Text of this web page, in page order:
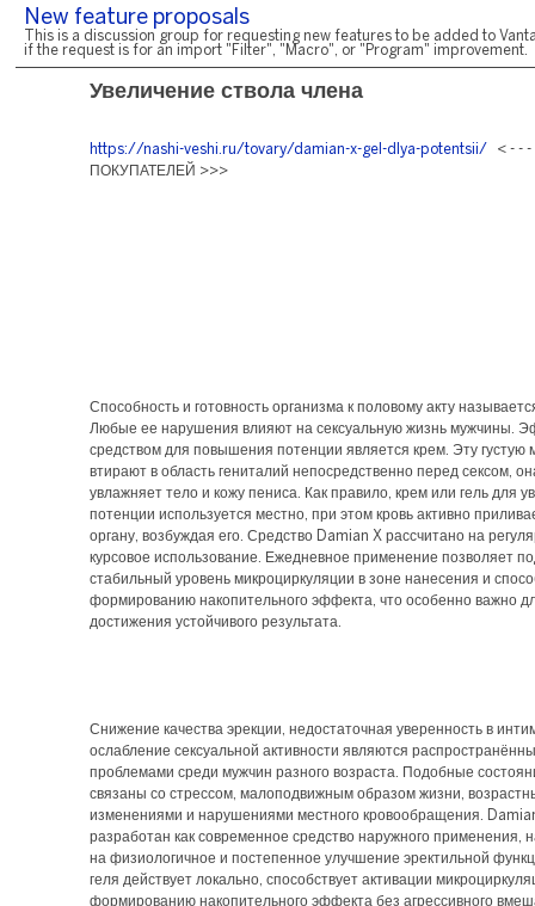
New feature proposals
This is a discussion group for requesting new features to be added to
if the request is for an import "Filter", "Macro", or "Program" improvement.
Увеличение ствола члена
https://nashi-veshi.ru/tovary/damian-x-gel-dlya-potentsii/ < - -
ПОКУПАТЕЛЕЙ >>>
Способность и готовность организма к половому акту
Любые ее нарушения влияют на сексуальную жизнь мужчины.
средством для повышения потенции является крем. Эту густую
втирают в область гениталий непосредственно перед сексом,
увлажняет тело и кожу пениса. Как правило, крем или гель для
потенции используется местно, при этом кровь активно
органу, возбуждая его. Средство Damian X рассчитано на
курсовое использование. Ежедневное применение позволяет
стабильный уровень микроциркуляции в зоне нанесения и
формированию накопительного эффекта, что особенно важно
достижения устойчивого результата.
Снижение качества эрекции, недостаточная уверенность в
ослабление сексуальной активности являются
проблемами среди мужчин разного возраста. Подобные
связаны со стрессом, малоподвижным образом жизни,
изменениями и нарушениями местного кровообращения.
разработан как современное средство наружного применения,
на физиологичное и постепенное улучшение эректильной
геля действует локально, способствует активации
формированию накопительного эффекта без агрессивного